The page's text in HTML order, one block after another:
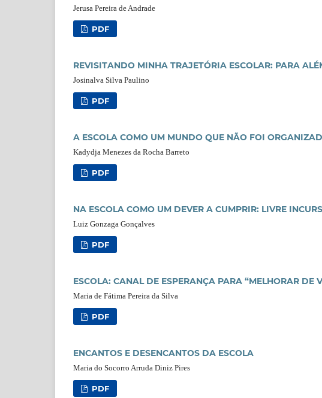
Jerusa Pereira de Andrade
PDF
REVISITANDO MINHA TRAJETÓRIA ESCOLAR: PARA
Josinalva Silva Paulino
PDF
A ESCOLA COMO UM MUNDO QUE NÃO FOI
Kadydja Menezes da Rocha Barreto
PDF
NA ESCOLA COMO UM DEVER A CUMPRIR: LIVRE
Luiz Gonzaga Gonçalves
PDF
ESCOLA: CANAL DE ESPERANÇA PARA “MELHORAR DE
Maria de Fátima Pereira da Silva
PDF
ENCANTOS E DESENCANTOS DA ESCOLA
Maria do Socorro Arruda Diniz Pires
PDF